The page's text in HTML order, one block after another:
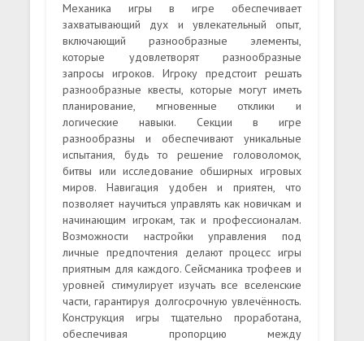
Механика игры в игре обеспечивает
захватывающий дух и увлекательный опыт,
включающий разнообразные элементы,
которые удовлетворят разнообразные
запросы игроков. Игроку предстоит решать
разнообразные квесты, которые могут иметь
планирование, мгновенные отклики и
логические навыки. Секции в игре
разнообразны и обеспечивают уникальные
испытания, будь то решение головоломок,
битвы или исследование обширных игровых
миров. Навигация удобен и приятен, что
позволяет научиться управлять как новичкам и
начинающим игрокам, так и профессионалам.
Возможности настройки управления под
личные предпочтения делают процесс игры
приятным для каждого. Сейсманика трофеев и
уровней стимулирует изучать все вселенские
части, гарантируя долгосрочную увлечённость.
Конструкция игры тщательно проработана,
обеспечивая пропорцию между